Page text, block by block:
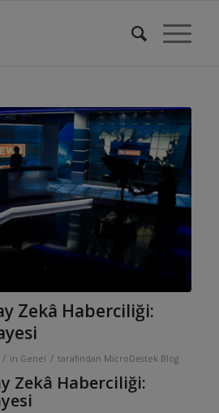
Zekâ Haberciliği:
/ in Genel / tarafından MicroDestek Blog
Zekâ Haberciliği: